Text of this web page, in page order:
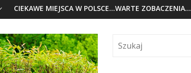
CIEKAWE MIEJSCA W POLSCE…WARTE ZOBACZENIA…